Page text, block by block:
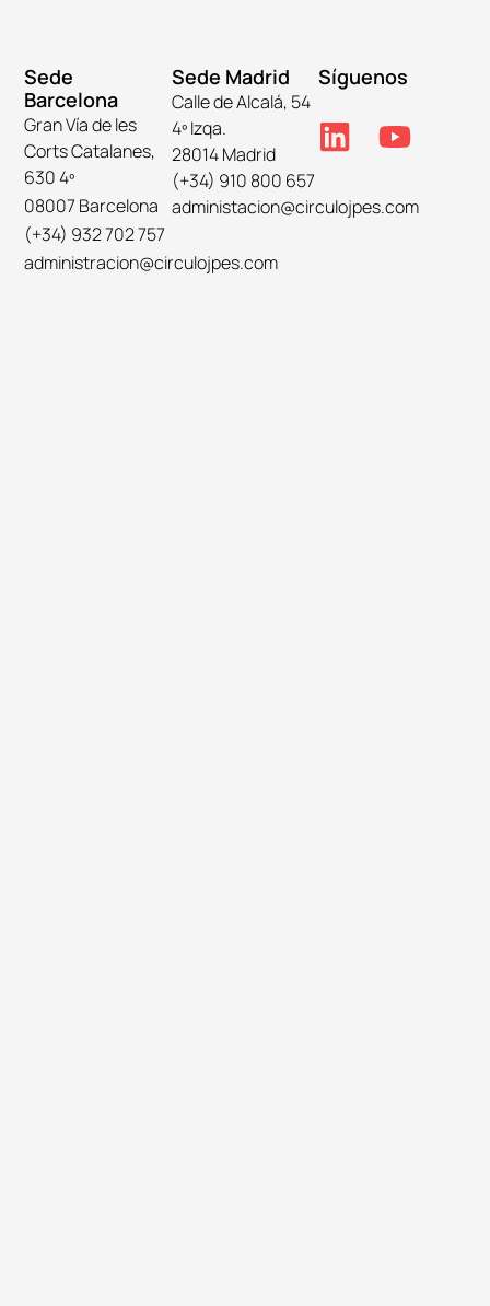
Sede
Barcelona
Gran Vía de les
Corts Catalanes,
630 4º
08007 Barcelona
(+34) 932 702 757
administracion@circulojpes.com
Sede Madrid
Calle de Alcalá, 54
4º Izqa.
28014 Madrid
(+34) 910 800 657
administacion@circulojpes.com
Síguenos